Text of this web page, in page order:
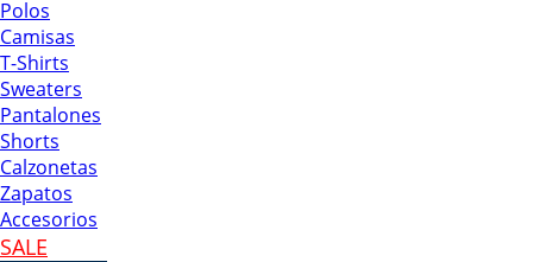
Polos
Camisas
T-Shirts
Sweaters
Pantalones
Shorts
Calzonetas
Zapatos
Accesorios
SALE